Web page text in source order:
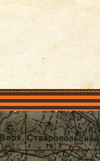
Проекты Герои рядом